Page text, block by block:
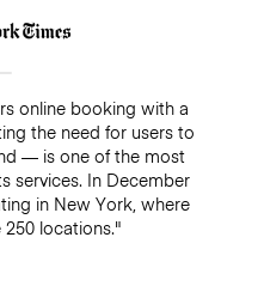
online booking with a
the need for users to
— is one of the most
services. In December
in New York, where
locations."